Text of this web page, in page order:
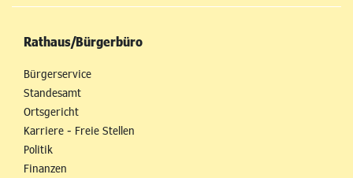
Rathaus/Bürgerbüro
Bürgerservice
Standesamt
Ortsgericht
Karriere - Freie Stellen
Politik
Finanzen